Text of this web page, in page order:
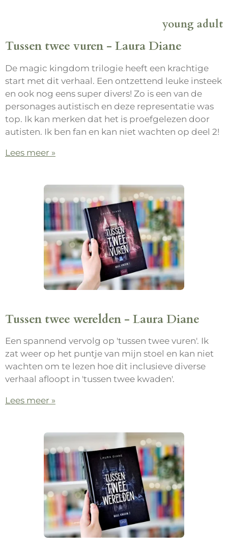
young adult
Tussen twee vuren - Laura Diane
De magic kingdom trilogie heeft een krachtige
start met dit verhaal. Een ontzettend leuke insteek
en ook nog eens super divers! Zo is een van de
personages autistisch en deze representatie was
top. Ik kan merken dat het is proefgelezen door
autisten. Ik ben fan en kan niet wachten op deel 2!
Lees meer »
Tussen twee werelden - Laura Diane
Een spannend vervolg op 'tussen twee vuren'. Ik
zat weer op het puntje van mijn stoel en kan niet
wachten om te lezen hoe dit inclusieve diverse
verhaal afloopt in 'tussen twee kwaden'.
Lees meer »